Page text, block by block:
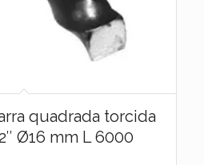
quadrada torcida
Ø16 mm L 6000